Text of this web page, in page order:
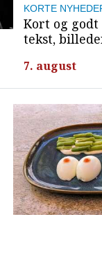
KORTE
Kort og
tekst,
7. august